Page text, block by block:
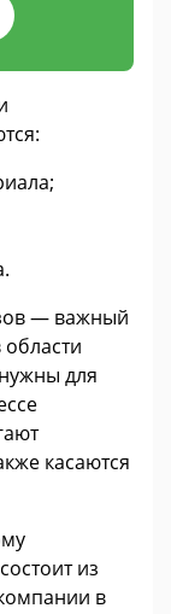
— важный
для
касаются
из
в